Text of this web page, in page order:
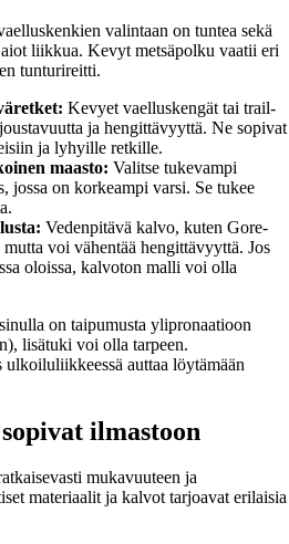
valintaan on tuntea sekä
aiot liikkua. Kevyt metsäpolku vaatii eri
tunturireitti.
Kevyet vaelluskengät tai trail-
ja hengittävyyttä. Ne sopivat
ja lyhyille retkille.
maasto: Valitse tukevampi
jossa on korkeampi varsi. Se tukee
Vedenpitävä kalvo, kuten Gore-
voi vähentää hengittävyyttä. Jos
oloissa, kalvoton malli voi olla
on taipumusta ylipronaatioon
lisätuki voi olla tarpeen.
auttaa löytämään
ilmastoon
mukavuuteen ja
materiaalit ja kalvot tarjoavat erilaisia